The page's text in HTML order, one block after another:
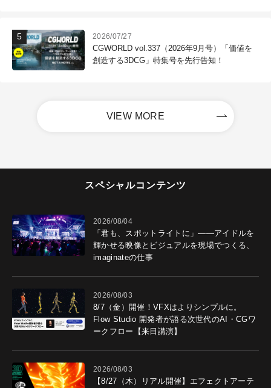
2026/07/27
CGWORLD vol.337（2026年9月号）「価値を
創造する3DCG」特集号を先行告知！
VIEW MORE
スペシャルコンテンツ
2026/08/04
「君も、スポットライトに」――アイドルを
輝かせる映像とビジュアルを現場でつくる、
imaginateの仕事
2026/08/03
8/7（金）開催！VFXはよりシンプルに。
Flow Studio 開発者が語る次世代のAI・CGワ
ークフロー【来日講演】
2026/08/03
【8/27（木）リアル開催】エフェクトアーテ